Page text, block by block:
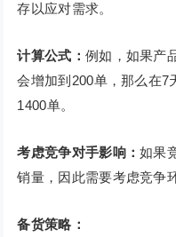
存以应对需求。
计算公式： 例如，如果产
会增加到200单，那么在7
1400单。
考虑竞争对手影响：如果
销量，因此需要考虑竞争
备货策略：